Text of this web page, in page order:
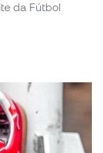
da Fútbol